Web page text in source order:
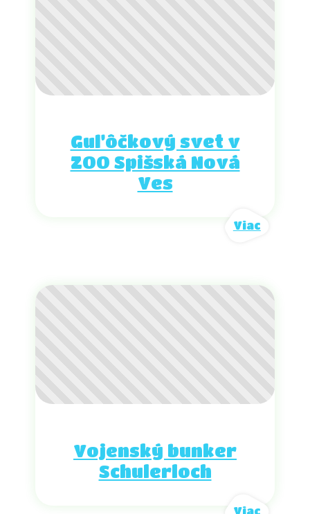
Guľôčkový svet v
ZOO Spišská Nová
Ves
Viac
Vojenský bunker
Schulerloch
Viac